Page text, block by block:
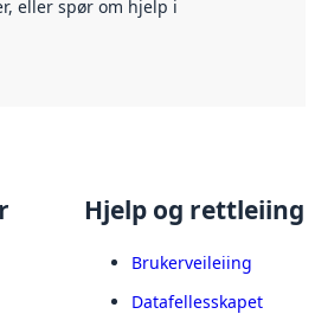
eller spør om hjelp i
Hjelp og rettleiing
Brukerveileiing
Datafellesskapet